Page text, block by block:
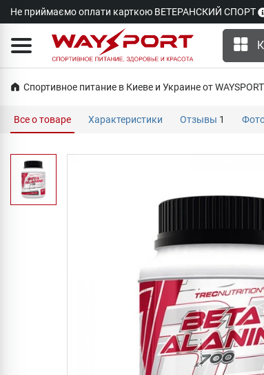
Не приймаємо оплати карткою ВЕТЕРАНСКИЙ СПОРТ
Спортивное питание в Киеве и Украине от WAYSPORT
Все о товаре Характеристики Отзывы 1